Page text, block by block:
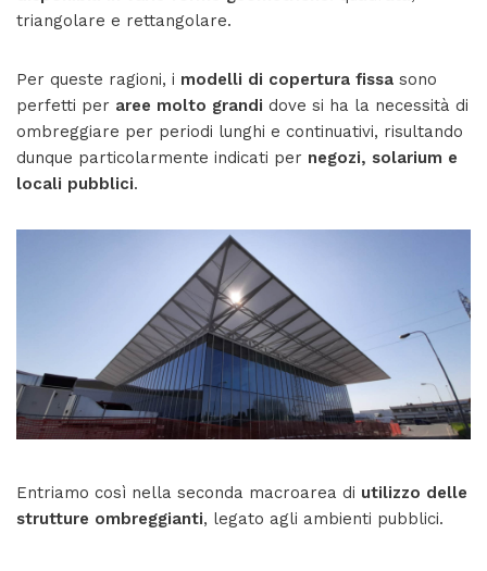
triangolare e rettangolare.
Per queste ragioni, i modelli di copertura fissa sono
perfetti per aree molto grandi dove si ha la necessità di
ombreggiare per periodi lunghi e continuativi, risultando
dunque particolarmente indicati per negozi, solarium e
locali pubblici.
Entriamo così nella seconda macroarea di utilizzo delle
strutture ombreggianti, legato agli ambienti pubblici.